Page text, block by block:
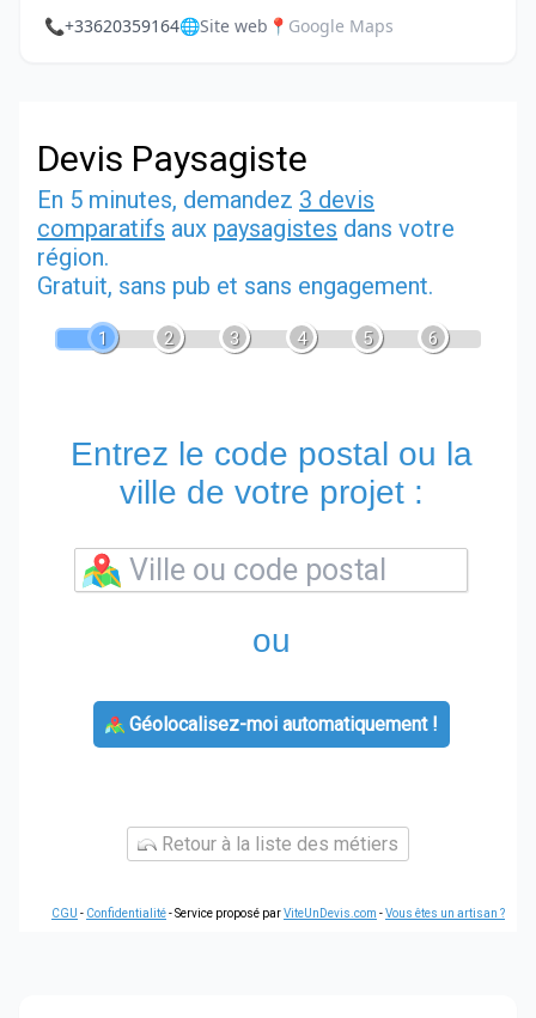
📞+33620359164🌐Site web 📍 Google Maps
Devis Paysagiste
En 5 minutes, demandez 3 devis
comparatifs aux paysagistes dans votre
région.
Gratuit, sans pub et sans engagement.
1 2 3 4 5 6
Entrez le code postal ou la
ville de votre projet :
ou
Géolocalisez-moi automatiquement !
Retour à la liste des métiers
CGU - Confidentialité- Service proposé parViteUnDevis.com -Vous êtes un artisan ?